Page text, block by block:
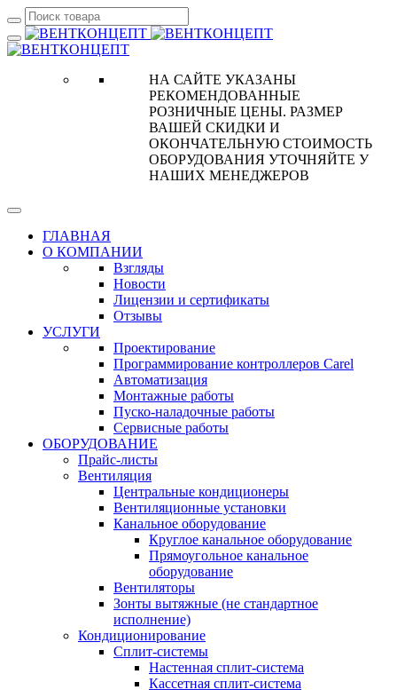
НА САЙТЕ УКАЗАНЫ
РЕКОМЕНДОВАННЫЕ
РОЗНИЧНЫЕ ЦЕНЫ. РАЗМЕР
ВАШЕЙ СКИДКИ И
ОКОНЧАТЕЛЬНУЮ СТОИМОСТЬ
ОБОРУДОВАНИЯ УТОЧНЯЙТЕ У
НАШИХ МЕНЕДЖЕРОВ
ГЛАВНАЯ
О КОМПАНИИ
Взгляды
Новости
Лицензии и сертификаты
Отзывы
УСЛУГИ
Проектирование
Программирование контроллеров Carel
Автоматизация
Монтажные работы
Пуско-наладочные работы
Сервисные работы
ОБОРУДОВАНИЕ
Прайс-листы
Вентиляция
Центральные кондиционеры
Вентиляционные установки
Канальное оборудование
Круглое канальное оборудование
Прямоугольное канальное
оборудование
Вентиляторы
Зонты вытяжные (не стандартное
исполнение)
Кондиционирование
Сплит-системы
Настенная сплит-система
Кассетная сплит-система